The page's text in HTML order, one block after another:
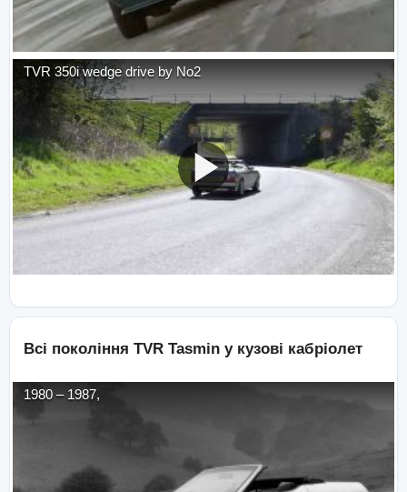
TVR 350i wedge drive by No2
Всі покоління TVR Tasmin у кузові кабріолет
1980 – 1987,